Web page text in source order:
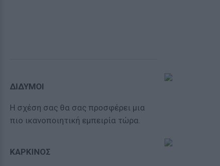
ΔΙΔΥΜΟΙ
H σχέση σας θα σας προσφέρει μια
πιο ικανοποιητική εμπειρία τώρα.
ΚΑΡΚΙΝΟΣ